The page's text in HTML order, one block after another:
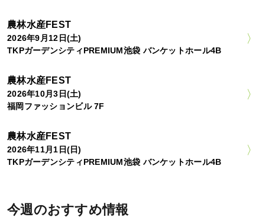
農林水産FEST
2026年9月12日(土)
TKPガーデンシティPREMIUM池袋 バンケットホール4B
農林水産FEST
2026年10月3日(土)
福岡ファッションビル 7F
農林水産FEST
2026年11月1日(日)
TKPガーデンシティPREMIUM池袋 バンケットホール4B
今週のおすすめ情報